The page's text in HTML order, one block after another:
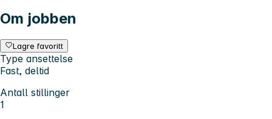
Om jobben
Lagre favoritt
Type ansettelse
Fast, deltid
Antall stillinger
1